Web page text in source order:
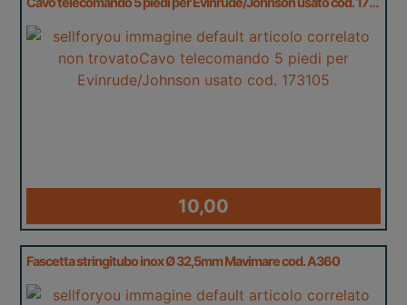
10,00
Fascetta stringitubo inox Ø 32,5mm Mavimare cod. A360